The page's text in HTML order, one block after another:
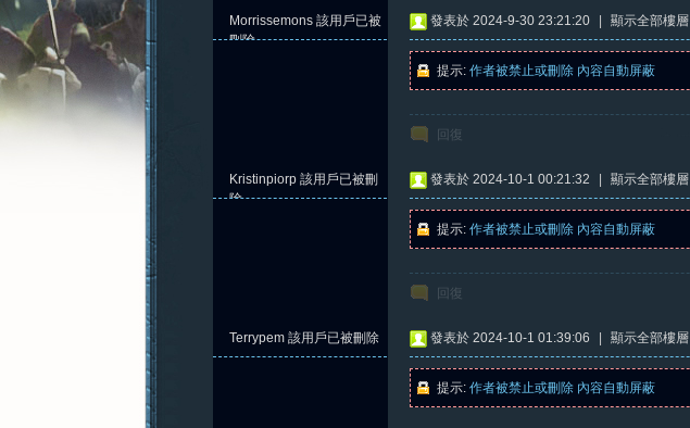
Morrissemons 該用戶已被
刪除
發表於 2024-9-30 23:21:20 顯示全部樓層
提示: 作者被禁止或刪除 內容自動屏蔽
回復
Kristinpiorp 該用戶已被刪
除
發表於 2024-10-1 00:21:32 顯示全部樓層
提示: 作者被禁止或刪除 內容自動屏蔽
回復
Terrypem 該用戶已被刪除 發表於 2024-10-1 01:39:06 顯示全部樓層
提示: 作者被禁止或刪除 內容自動屏蔽